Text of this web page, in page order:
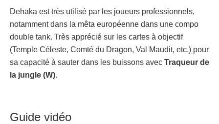
Dehaka est très utilisé par les joueurs professionnels,
notamment dans la mêta européenne dans une compo
double tank. Très apprécié sur les cartes à objectif
(Temple Céleste, Comté du Dragon, Val Maudit, etc.) pour
sa capacité à sauter dans les buissons avec Traqueur de
la jungle (W).
Guide vidéo